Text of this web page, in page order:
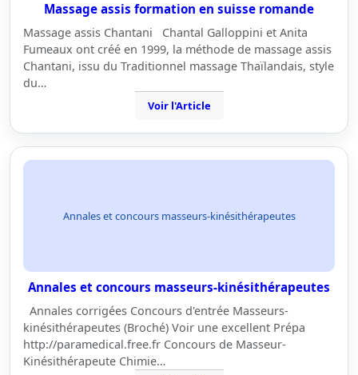
Massage assis formation en suisse romande
Massage assis Chantani Chantal Galloppini et Anita
Fumeaux ont créé en 1999, la méthode de massage assis
Chantani, issu du Traditionnel massage Thaïlandais, style
du…
Voir l'Article
Annales et concours masseurs-kinésithérapeutes
Annales et concours masseurs-kinésithérapeutes
Annales corrigées Concours d'entrée Masseurs-
kinésithérapeutes (Broché) Voir une excellent Prépa
http://paramedical.free.fr Concours de Masseur-
Kinésithérapeute Chimie…